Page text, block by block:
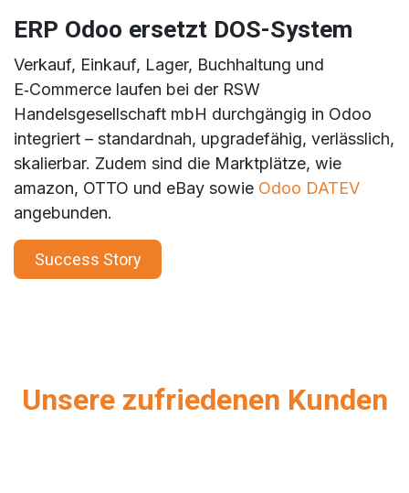
ERP Odoo ersetzt DOS-System
Verkauf, Einkauf, Lager, Buchhaltung und
E‑Commerce laufen bei der RSW
Handelsgesellschaft mbH durchgängig in Odoo
integriert – standardnah, upgradefähig, verlässlich,
skalierbar. Zudem sind die Marktplätze, wie
amazon, OTTO und eBay sowie Odoo DATEV
angebunden.
Success Story
Unsere zufriedenen Kunden